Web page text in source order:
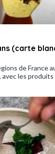
(carte
de France
les produits